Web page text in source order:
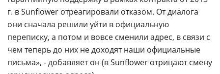
г. в Sunflower отреагировали отказом. От диалога
они сначала решили уйти в официальную
переписку, а потом и вовсе сменили адрес, в связи с
чем теперь до них не доходят наши официальные
письма», - добавляет он (в Sunflower отрицают смену